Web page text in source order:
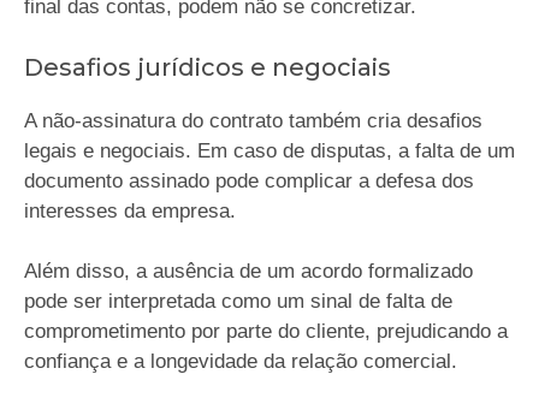
final das contas, podem não se concretizar.
Desafios jurídicos e negociais
A não-assinatura do contrato também cria desafios
legais e negociais. Em caso de disputas, a falta de um
documento assinado pode complicar a defesa dos
interesses da empresa.
Além disso, a ausência de um acordo formalizado
pode ser interpretada como um sinal de falta de
comprometimento por parte do cliente, prejudicando a
confiança e a longevidade da relação comercial.